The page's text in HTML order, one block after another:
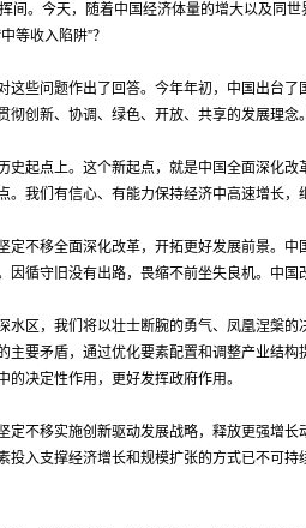
。今天，随着中国经济体量的增大以及同世
等收入陷阱”？
些问题作出了回答。今年年初，中国出台了
彻创新、协调、绿色、开放、共享的发展理念
起点上。这个新起点，就是中国全面深化改
。我们有信心、有能力保持经济中高速增长
移全面深化改革，开拓更好发展前景。中
因循守旧没有出路，畏缩不前坐失良机。中
区，我们将以壮士断腕的勇气、凤凰涅槃的
主要矛盾，通过优化要素配置和调整产业结
决定性作用，更好发挥政府作用。
移实施创新驱动发展战略，释放更强增长
投入支撑经济增长和规模扩张的方式已不可